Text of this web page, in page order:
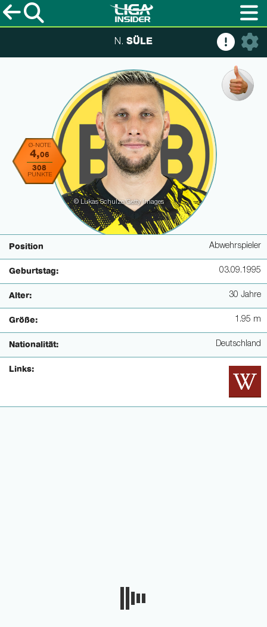
N. SÜLE
© Lukas Schulze/Getty Images
Ø-NOTE
4,06
308
PUNKTE
Position Abwehrspieler
Geburtstag: 03.09.1995
Alter: 30 Jahre
Größe: 1.95 m
Nationalität: Deutschland
Links: